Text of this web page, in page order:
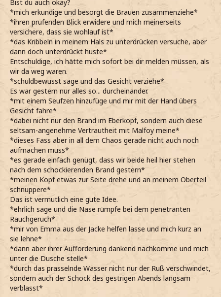
Bist du auch okay?
*mich erkundige und besorgt die Brauen zusammenziehe*
*ihren prüfenden Blick erwidere und mich meinerseits
versichere, dass sie wohlauf ist*
*das Kribbeln in meinem Hals zu unterdrücken versuche, aber
dann doch unterdrückt huste*
Entschuldige, ich hätte mich sofort bei dir melden müssen, als
wir da weg waren.
*schuldbewusst sage und das Gesicht verziehe*
Es war gestern nur alles so... durcheinander.
*mit einem Seufzen hinzufüge und mir mit der Hand übers
Gesicht fahre*
*dabei nicht nur den Brand im Eberkopf, sondern auch diese
seltsam-angenehme Vertrautheit mit Malfoy meine*
*dieses Fass aber in all dem Chaos gerade nicht auch noch
aufmachen muss*
*es gerade einfach genügt, dass wir beide heil hier stehen
nach dem schockierenden Brand gestern*
*meinen Kopf etwas zur Seite drehe und an meinem Oberteil
schnuppere*
Das ist vermutlich eine gute Idee.
*ehrlich sage und die Nase rümpfe bei dem penetranten
Rauchgeruch*
*mir von Emma aus der Jacke helfen lasse und mich kurz an
sie lehne*
*dann aber ihrer Aufforderung dankend nachkomme und mich
unter die Dusche stelle*
*durch das prasselnde Wasser nicht nur der Ruß verschwindet,
sondern auch der Schock des gestrigen Abends langsam
verblasst*